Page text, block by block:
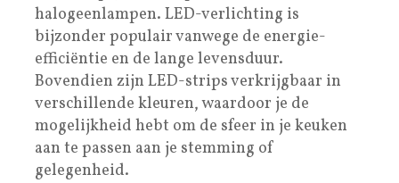
halogeenlampen. LED-verlichting is
bijzonder populair vanwege de energie-
efficiëntie en de lange levensduur.
Bovendien zijn LED-strips verkrijgbaar in
verschillende kleuren, waardoor je de
mogelijkheid hebt om de sfeer in je keuken
aan te passen aan je stemming of
gelegenheid.